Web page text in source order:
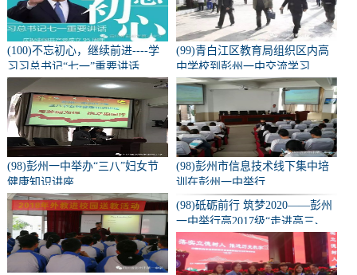
(100)不忘初心，继续前进----学
习习总书记“七一”重要讲话
(99)青白江区教育局组织区内高
中学校到彭州一中交流学习
(98)彭州一中举办“三八”妇女节
健康知识讲座
(98)彭州市信息技术线下集中培
训在彭州一中举行
(98)砥砺前行 筑梦2020——彭州
一中举行高2017级“走进高三、
亮剑零诊”誓师大会